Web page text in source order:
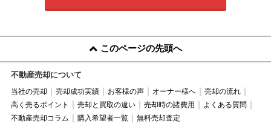
このページの先頭へ
不動産売却について
当社の売却 売却成功実績 お客様の声 オーナー様へ
売却の流れ
高く売るポイント
売却と買取の違い 売却時の諸費用
よくある質問
不動産売却コラム
購入希望者一覧 無料売却査定